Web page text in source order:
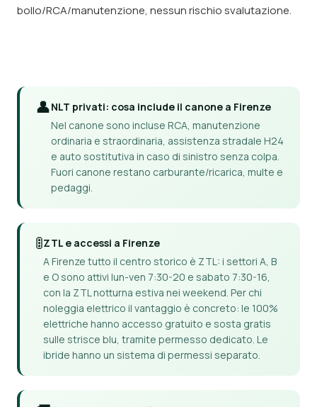
bollo/RCA/manutenzione, nessun rischio svalutazione.
👤NLT privati: cosa include il canone a Firenze
Nel canone sono incluse RCA, manutenzione
ordinaria e straordinaria, assistenza stradale H24
e auto sostitutiva in caso di sinistro senza colpa.
Fuori canone restano carburante/ricarica, multe e
pedaggi.
🚦ZTL e accessi a Firenze
A Firenze tutto il centro storico è ZTL: i settori A, B
e O sono attivi lun-ven 7:30-20 e sabato 7:30-16,
con la ZTL notturna estiva nei weekend. Per chi
noleggia elettrico il vantaggio è concreto: le 100%
elettriche hanno accesso gratuito e sosta gratis
sulle strisce blu, tramite permesso dedicato. Le
ibride hanno un sistema di permessi separato.